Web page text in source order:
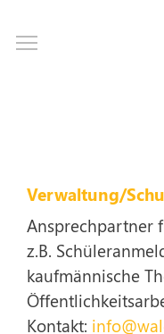
Verwaltung/
Ansprechpartner
z.B.
kaufmännische
Kontakt: